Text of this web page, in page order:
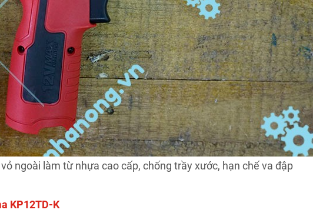
ngoài làm từ nhựa cao cấp, chống trầy xước, hạn chế va đập
KP12TD-K